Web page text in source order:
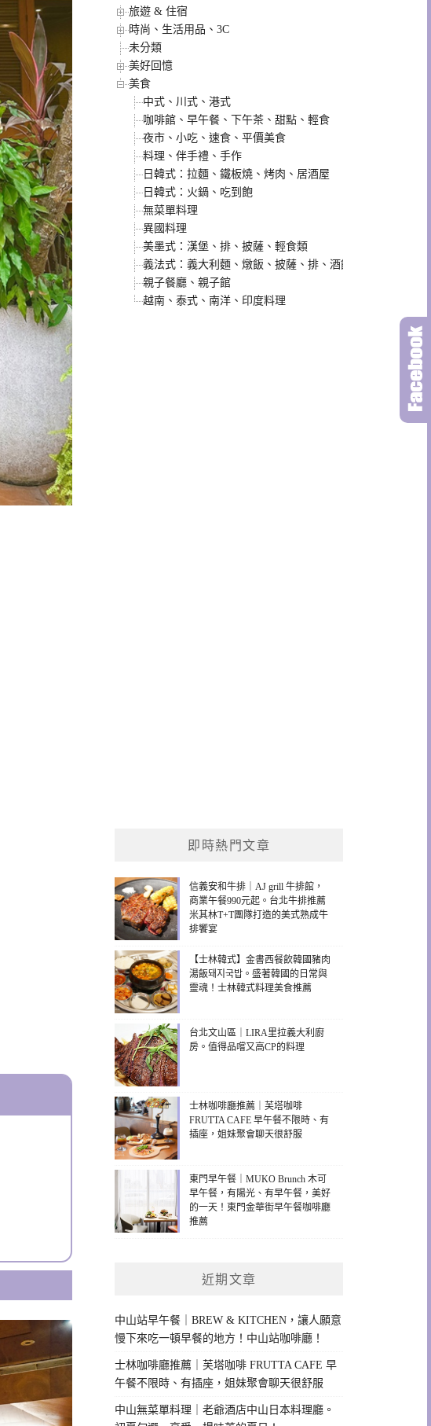
旅遊 & 住宿
時尚、生活用品、3C
未分類
美好回憶
美食
中式、川式、港式
咖啡館、早午餐、下午茶、甜點、輕食
夜市、小吃、速食、平價美食
料理、伴手禮、手作
日韓式：拉麵、鐵板燒、烤肉、居酒屋
日韓式：火鍋、吃到飽
無菜單料理
異國料理
美墨式：漢堡、排、披薩、輕食類
義法式：義大利麵、燉飯、披薩、排、酒館類
親子餐廳、親子館
越南、泰式、南洋、印度料理
即時熱門文章
信義安和牛排｜AJ grill 牛排館，
商業午餐990元起。台北牛排推薦
米其林T+T團隊打造的美式熟成牛
排饗宴
【士林韓式】金書西餐飲韓國豬肉
湯飯돼지국밥。盛著韓國的日常與
靈魂！士林韓式料理美食推薦
台北文山區｜LIRA里拉義大利廚
房。值得品嚐又高CP的料理
士林咖啡廳推薦｜芙塔咖啡
FRUTTA CAFE 早午餐不限時、有
插座，姐妹聚會聊天很舒服
東門早午餐｜MUKO Brunch 木可
早午餐，有陽光、有早午餐，美好
的一天！東門金華街早午餐咖啡廳
推薦
近期文章
中山站早午餐｜BREW & KITCHEN，讓人願意
慢下來吃一頓早餐的地方！中山站咖啡廳！
士林咖啡廳推薦｜芙塔咖啡 FRUTTA CAFE 早
午餐不限時、有插座，姐妹聚會聊天很舒服
中山無菜單料理｜老爺酒店中山日本料理廳。